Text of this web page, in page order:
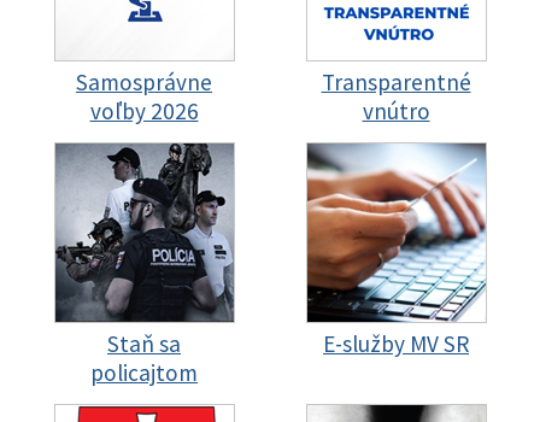
Samosprávne
voľby 2026
Transparentné
vnútro
Staň sa
policajtom
E-služby MV SR